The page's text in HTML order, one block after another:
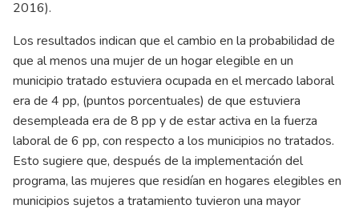
2016).
Los resultados indican que el cambio en la probabilidad de
que al menos una mujer de un hogar elegible en un
municipio tratado estuviera ocupada en el mercado laboral
era de 4 pp, (puntos porcentuales) de que estuviera
desempleada era de 8 pp y de estar activa en la fuerza
laboral de 6 pp, con respecto a los municipios no tratados.
Esto sugiere que, después de la implementación del
programa, las mujeres que residían en hogares elegibles en
municipios sujetos a tratamiento tuvieron una mayor